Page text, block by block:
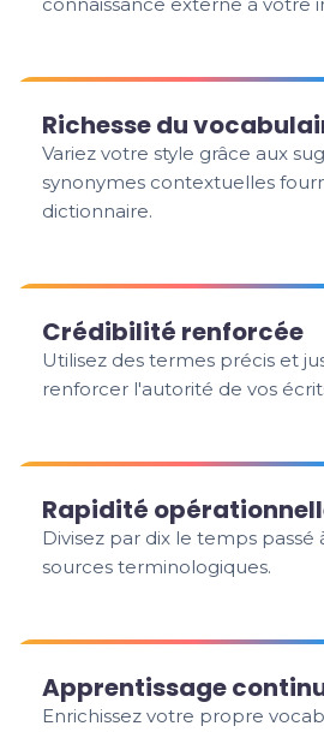
Richesse du
Variez votre style grâce aux
synonymes contextuelles
dictionnaire.
Crédibilité renforcée
Utilisez des termes précis et
renforcer l'autorité de vos
Rapidité
Divisez par dix le temps passé
sources terminologiques.
Apprentissage
Enrichissez votre propre